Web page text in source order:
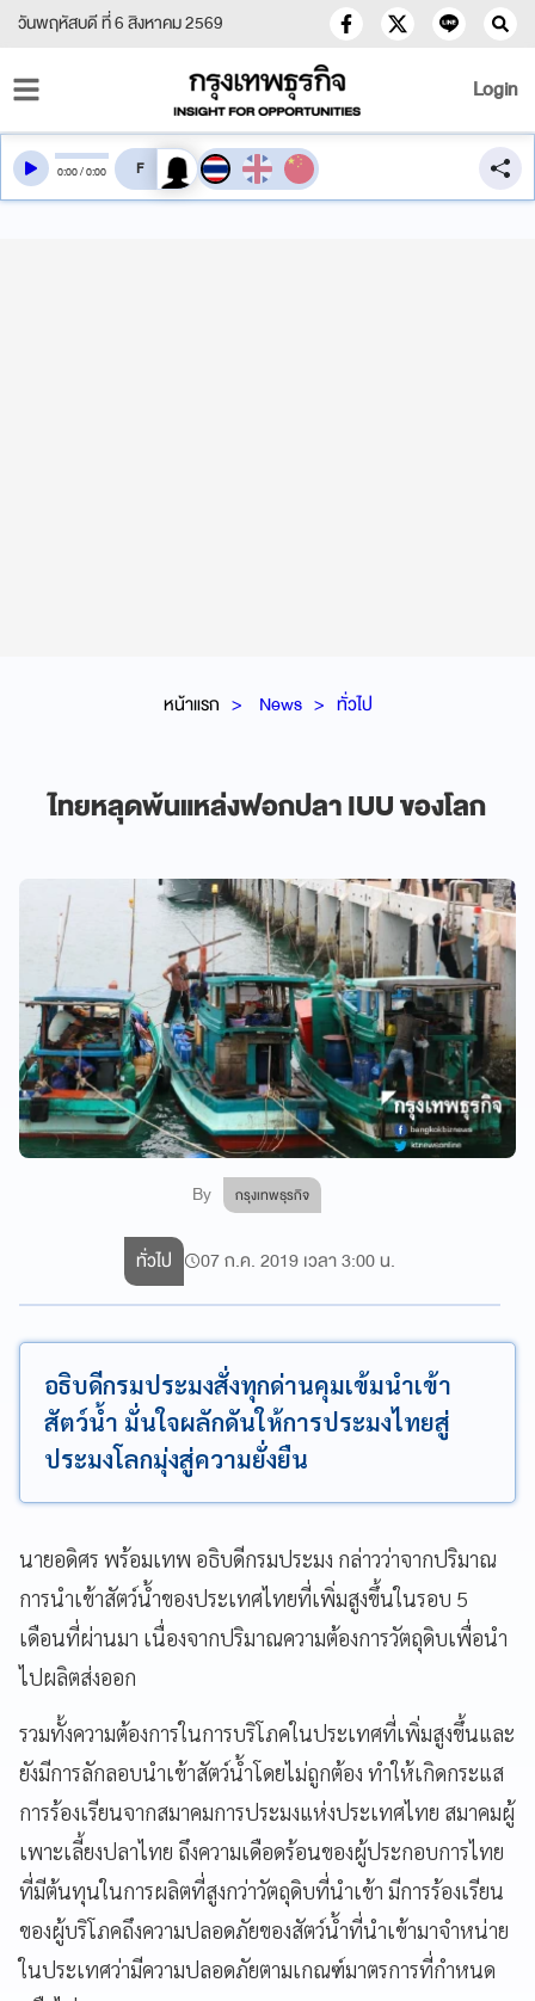
วันพฤหัสบดี ที่ 6 สิงหาคม 2569
Login
หน้าแรก News ทั่วไป
ไทยหลุดพ้นแหล่งฟอกปลา IUU ของโลก
By กรุงเทพธุรกิจ
0:00/0:00 สลับเสียงอ่าน
ทั่วไป 07 ก.ค. 2019 เวลา 3:00 น.
อธิบดีกรมประมงสั่งทุกด่านคุมเข้มนำเข้า
สัตว์น้ำ มั่นใจผลักดันให้การประมงไทยสู่
ประมงโลกมุ่งสู่ความยั่งยืน
นายอดิศร พร้อมเทพ อธิบดีกรมประมง กล่าวว่าจากปริมาณ
การนำเข้าสัตว์น้ำของประเทศไทยที่เพิ่มสูงขึ้นในรอบ 5
เดือนที่ผ่านมา เนื่องจากปริมาณความต้องการวัตถุดิบเพื่อนำ
ไปผลิตส่งออก
รวมทั้งความต้องการในการบริโภคในประเทศที่เพิ่มสูงขึ้นและ
ยังมีการลักลอบนำเข้าสัตว์น้ำโดยไม่ถูกต้อง ทำให้เกิดกระแส
การร้องเรียนจากสมาคมการประมงแห่งประเทศไทย สมาคมผู้
เพาะเลี้ยงปลาไทย ถึงความเดือดร้อนของผู้ประกอบการไทย
ที่มีต้นทุนในการผลิตที่สูงกว่าวัตถุดิบที่นำเข้า มีการร้องเรียน
ของผู้บริโภคถึงความปลอดภัยของสัตว์น้ำที่นำเข้ามาจำหน่าย
ในประเทศว่ามีความปลอดภัยตามเกณฑ์มาตรการที่กำหนด